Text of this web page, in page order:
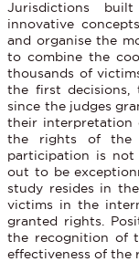
Jurisdictions
innovative
and organise the
to combine the
thousands of
the first decisions,
since the judges
their interpretation
the rights of the
participation is
out to be
study resides in
victims in the
granted rights.
the recognition of
effectiveness of the